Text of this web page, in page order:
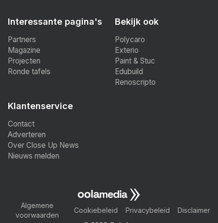
Interessante pagina's
Partners
Magazine
Projecten
Ronde tafels
Bekijk ook
Polycaro
Exterio
Paint & Stuc
Edubuild
Renoscripto
Klantenservice
Contact
Adverteren
Over Close Up News
Nieuws melden
Algemene
voorwaarden
Cookiebeleid Privacybeleid
Disclaimer